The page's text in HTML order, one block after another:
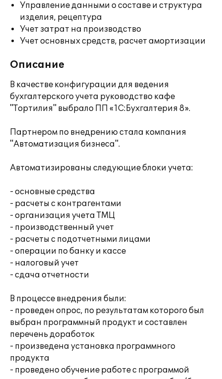
Управление данными о составе и структура
изделия, рецептура
Учет затрат на производство
Учет основных средств, расчет амортизации
Описание
В качестве конфигурации для ведения
бухгалтерского учета руководство кафе
"Тортилия" выбрало ПП «1С:Бухгалтерия 8».
Партнером по внедрению стала компания
"Автоматизация бизнеса".
Автоматизированы следующие блоки учета:
- основные средства
- расчеты с контрагентами
- организация учета ТМЦ
- производственный учет
- расчеты с подотчетными лицами
- операции по банку и кассе
- налоговый учет
- сдача отчетности
В процессе внедрения были:
- проведен опрос, по результатам которого был
выбран программный продукт и составлен
перечень доработок
- произведена установка программного
продукта
- проведено обучение работе с программой